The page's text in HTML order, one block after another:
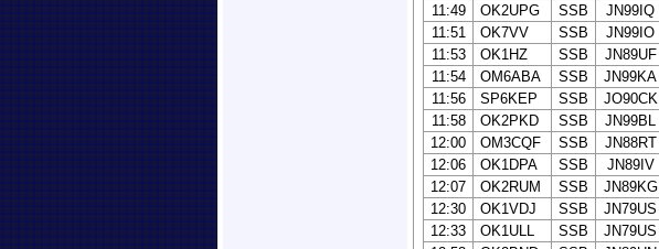
11:49
OK2UPG SSB JN99IQ
11:51
OK7VV SSB JN99IO
11:53
OK1HZ SSB JN89UF
11:54
OM6ABA SSB JN99KA
11:56
SP6KEP SSB JO90CK
11:58
OK2PKD SSB JN99BL
12:00
OM3CQF SSB JN88RT
12:06
OK1DPA SSB JN89IV
12:07
OK2RUM SSB JN89KG
12:30
OK1VDJ SSB JN79US
12:33
OK1ULL SSB JN79US